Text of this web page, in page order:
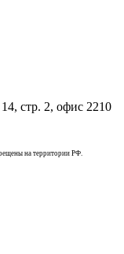
стр. 2, офис 2210
на территории РФ.